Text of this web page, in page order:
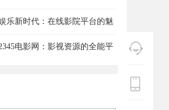
乐新时代：在线影院平台的魅
展趋势
电影网：影视资源的全能平